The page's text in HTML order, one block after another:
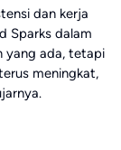
dan kerja
Sparks dalam
yang ada, tetapi
meningkat,